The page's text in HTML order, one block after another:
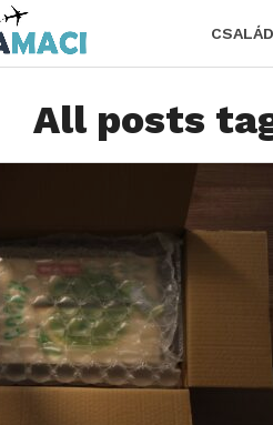
CSALÁD
All posts